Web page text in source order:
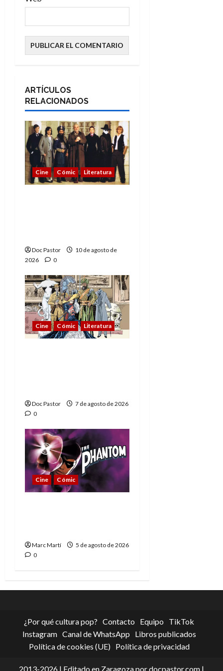
ARTÍCULOS
RELACIONADOS
Cine Cómic Literatura
Doc Pastor
10 de agosto de
2026
0
Cine Cómic Literatura
Doc Pastor
7 de agosto de 2026
0
Cine Cómic
Marc Martí
5 de agosto de 2026
0
¿Por qué cultura pop? Contacto Equipo
TikTok
Instagram Canal de WhatsApp
Libros publicados
Política de cookies (UE)
Política de privacidad
2013-2026 | Editado en Zaragoza por docpastor.com |